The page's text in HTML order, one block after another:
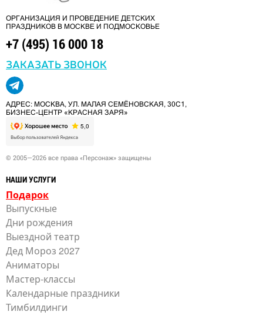
ОРГАНИЗАЦИЯ И ПРОВЕДЕНИЕ ДЕТСКИХ
ПРАЗДНИКОВ В МОСКВЕ И ПОДМОСКОВЬЕ
+7 (495) 16 000 18
ЗАКАЗАТЬ ЗВОНОК
АДРЕС: МОСКВА, УЛ. МАЛАЯ СЕМЁНОВСКАЯ, 30С1,
БИЗНЕС-ЦЕНТР «КРАСНАЯ ЗАРЯ»
© 2005—2026 все права «Персонаж» защищены
НАШИ УСЛУГИ
Подарок
Выпускные
Дни рождения
Выездной театр
Дед Мороз 2027
Аниматоры
Мастер-классы
Календарные праздники
Тимбилдинги